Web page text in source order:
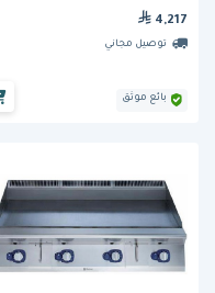
4,217
توصيل مجاني
بائع موثق